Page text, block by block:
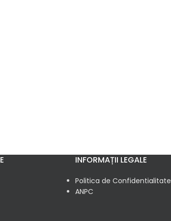
INFORMAȚII LEGALE
Politica de Confidentialitate
ANPC